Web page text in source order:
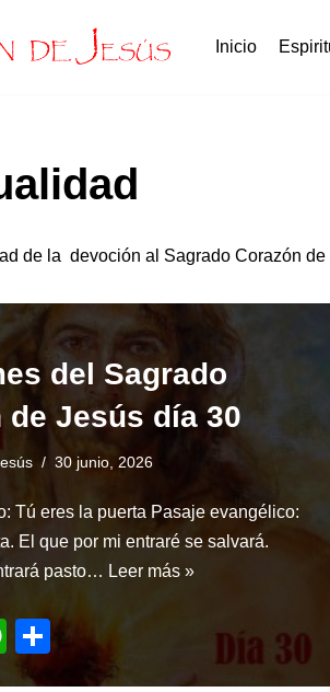
Inicio
de la devoción al Sagrado Corazón
del Sagrado
de Jesús día 30
30 junio, 2026
Tú eres la puerta Pasaje evangélico:
El que por mi entraré se salvará.
pasto… Leer más »
W
h
S
h